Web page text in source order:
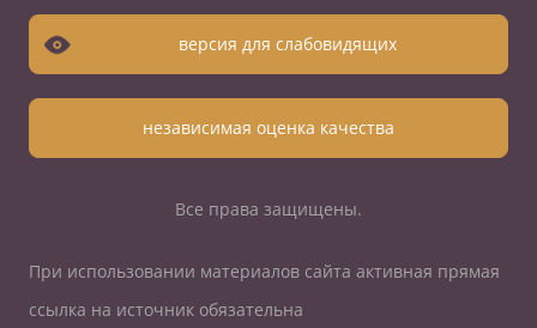
версия для слабовидящих
независимая оценка качества
Все права защищены.
При использовании материалов сайта активная прямая
ссылка на источник обязательна